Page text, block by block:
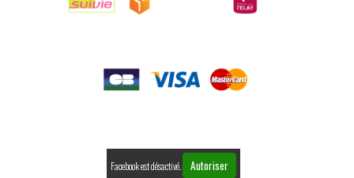
Facebook est désactivé. Autoriser